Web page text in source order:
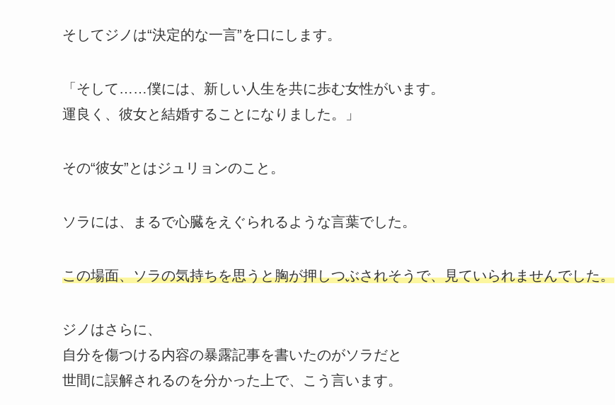
そしてジノは“決定的な一言”を口にします。
「そして……僕には、新しい人生を共に歩む女性がいます。
運良く、彼女と結婚することになりました。」
その“彼女”とはジュリョンのこと。
ソラには、まるで心臓をえぐられるような言葉でした。
この場面、ソラの気持ちを思うと胸が押しつぶされそうで、見ていられませんでした。
ジノはさらに、
自分を傷つける内容の暴露記事を書いたのがソラだと
世間に誤解されるのを分かった上で、こう言います。